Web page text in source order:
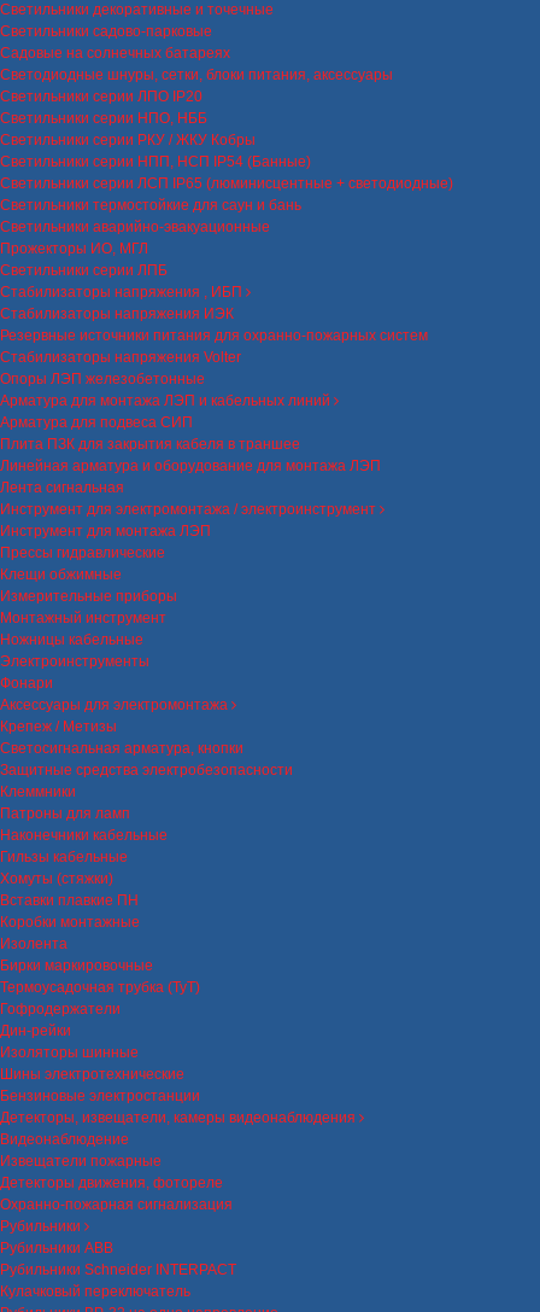
Светильники декоративные и точечные
Светильники садово-парковые
Садовые на солнечных батареях
Светодиодные шнуры, сетки, блоки питания, аксессуары
Светильники серии ЛПО IP20
Светильники серии НПО, НББ
Светильники серии РКУ / ЖКУ Кобры
Светильники серии НПП, НСП IP54 (Банные)
Светильники серии ЛСП IP65 (люминисцентные + светодиодные)
Светильники термостойкие для саун и бань
Светильники аварийно-эвакуационные
Прожекторы ИО, МГЛ
Светильники серии ЛПБ
Стабилизаторы напряжения , ИБП
Стабилизаторы напряжения ИЭК
Резервные источники питания для охранно-пожарных систем
Стабилизаторы напряжения Volter
Опоры ЛЭП железобетонные
Арматура для монтажа ЛЭП и кабельных линий
Арматура для подвеса СИП
Плита ПЗК для закрытия кабеля в траншее
Линейная арматура и оборудование для монтажа ЛЭП
Лента сигнальная
Инструмент для электромонтажа / электроинструмент
Инструмент для монтажа ЛЭП
Прессы гидравлические
Клещи обжимные
Измерительные приборы
Монтажный инструмент
Ножницы кабельные
Электроинструменты
Фонари
Аксессуары для электромонтажа
Крепеж / Метизы
Светосигнальная арматура, кнопки
Защитные средства электробезопасности
Клеммники
Патроны для ламп
Наконечники кабельные
Гильзы кабельные
Хомуты (стяжки)
Вставки плавкие ПН
Коробки монтажные
Изолента
Бирки маркировочные
Термоусадочная трубка (ТуТ)
Гофродержатели
Дин-рейки
Изоляторы шинные
Шины электротехнические
Бензиновые электростанции
Детекторы, извещатели, камеры видеонаблюдения
Видеонаблюдение
Извещатели пожарные
Детекторы движения, фотореле
Охранно-пожарная сигнализация
Рубильники
Рубильники ABB
Рубильники Schneider INTERPACT
Кулачковый переключатель